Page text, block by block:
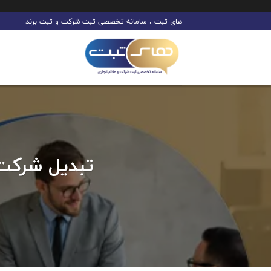
to
های ثبت ، سامانه تخصصی ثبت شرکت و ثبت برند
تبدیل